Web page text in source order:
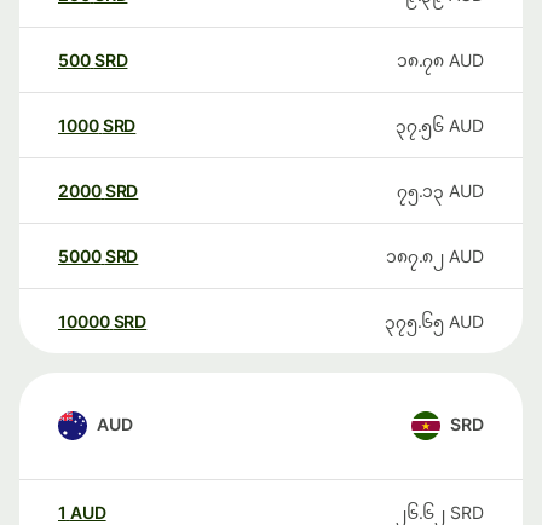
500SRD ၁၈.၇၈ AUD
1000SRD ၃၇.၅၆ AUD
2000SRD ၇၅.၁၃ AUD
5000SRD ၁၈၇.၈၂ AUD
10000 SRD ၃၇၅.၆၅ AUD
AUD SRD
1 AUD ၂၆.၆၂ SRD